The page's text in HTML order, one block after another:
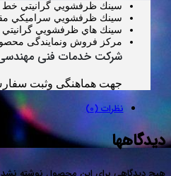
سينك ظرفشويي گرانيتي
سينك ظرفشويي سراميكي
سينك هاي ظرفشويي
مرکز فروش ونمایندگی
شرکت خدمات فنی
جهت هماهنگی وثبت
نظرات (0)
دیدگاهها